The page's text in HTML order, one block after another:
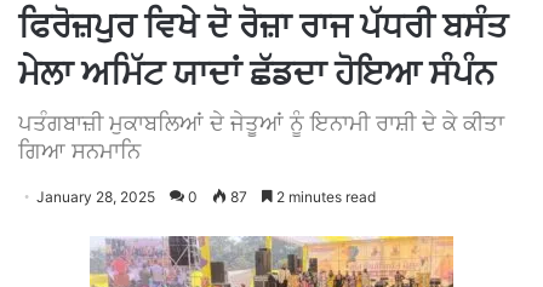
ਫਿਰੋਜ਼ਪੁਰ ਵਿਖੇ ਦੋ ਰੋਜ਼ਾ ਰਾਜ ਪੱਧਰੀ ਬਸੰਤ
ਮੇਲਾ ਅਮਿੱਟ ਯਾਦਾਂ ਛੱਡਦਾ ਹੋਇਆ ਸੰਪੰਨ
ਪਤੰਗਬਾਜ਼ੀ ਮੁਕਾਬਲਿਆਂ ਦੇ ਜੇਤੂਆਂ ਨੂੰ ਇਨਾਮੀ ਰਾਸ਼ੀ ਦੇ ਕੇ ਕੀਤਾ
ਗਿਆ ਸਨਮਾਨਿ
January 28, 2025 0 87 2 minutes read